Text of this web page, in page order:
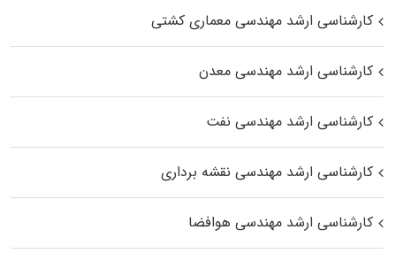
کارشناسی ارشد مهندسی معماری کشتی
کارشناسی ارشد مهندسی معدن
کارشناسی ارشد مهندسی نفت
کارشناسی ارشد مهندسی نقشه برداری
کارشناسی ارشد مهندسی هوافضا